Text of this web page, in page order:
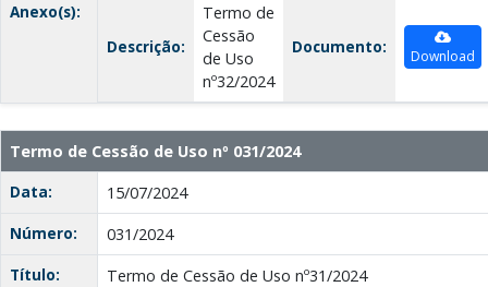
Anexo(s):
Descrição:
Termo de
Cessão
de Uso
nº32/2024
Documento: Download
Termo de Cessão de Uso nº 031/2024
Data:
15/07/2024
Número:
031/2024
Título:
Termo de Cessão de Uso nº31/2024